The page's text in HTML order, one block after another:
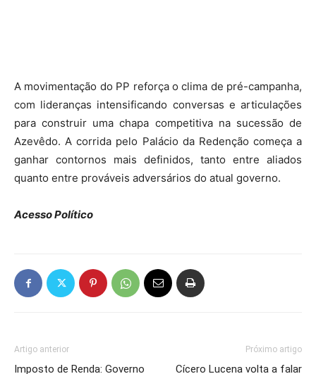
A movimentação do PP reforça o clima de pré-campanha,
com lideranças intensificando conversas e articulações
para construir uma chapa competitiva na sucessão de
Azevêdo. A corrida pelo Palácio da Redenção começa a
ganhar contornos mais definidos, tanto entre aliados
quanto entre prováveis adversários do atual governo.
Acesso Político
Artigo anterior
Imposto de Renda: Governo
Próximo artigo
Cícero Lucena volta a falar